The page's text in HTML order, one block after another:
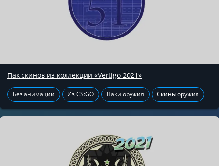
Пак скинов из коллекции «Vertigo 2021»
Без анимации Из CS:GO Паки оружия Скины оружия